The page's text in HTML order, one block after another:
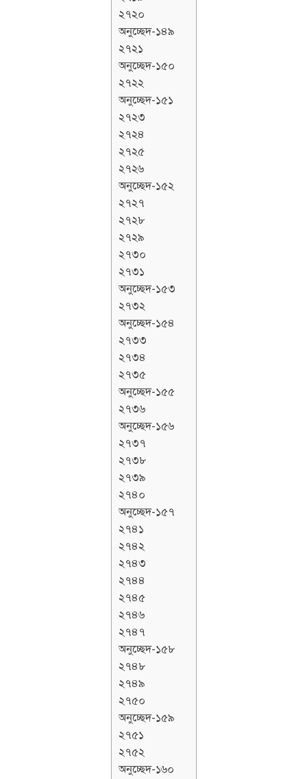
২৭২০
অনুচ্ছেদ-১৪৯
২৭২১
অনুচ্ছেদ-১৫০
২৭২২
অনুচ্ছেদ-১৫১
২৭২৩
২৭২৪
২৭২৫
২৭২৬
অনুচ্ছেদ-১৫২
২৭২৭
২৭২৮
২৭২৯
২৭৩০
২৭৩১
অনুচ্ছেদ-১৫৩
২৭৩২
অনুচ্ছেদ-১৫৪
২৭৩৩
২৭৩৪
২৭৩৫
অনুচ্ছেদ-১৫৫
২৭৩৬
অনুচ্ছেদ-১৫৬
২৭৩৭
২৭৩৮
২৭৩৯
২৭৪০
অনুচ্ছেদ-১৫৭
২৭৪১
২৭৪২
২৭৪৩
২৭৪৪
২৭৪৫
২৭৪৬
২৭৪৭
অনুচ্ছেদ-১৫৮
২৭৪৮
২৭৪৯
২৭৫০
অনুচ্ছেদ-১৫৯
২৭৫১
২৭৫২
অনুচ্ছেদ-১৬০